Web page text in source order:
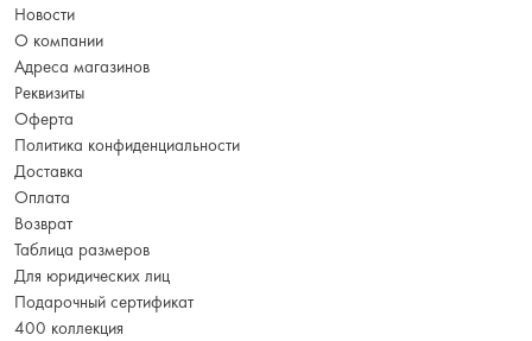
Новости
О компании
Адреса магазинов
Реквизиты
Оферта
Политика конфиденциальности
Доставка
Оплата
Возврат
Таблица размеров
Для юридических лиц
Подарочный сертификат
400 коллекция